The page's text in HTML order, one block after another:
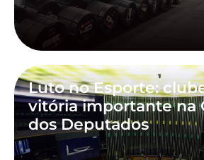
Luto no Esporte:
vitória importante na
dos Deputados